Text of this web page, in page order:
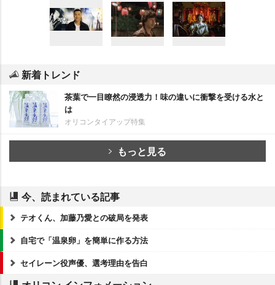
新着トレンド
茶葉で一目瞭然の浸透力！味の違いに衝撃を受ける水と
は
オリコンタイアップ特集
もっと見る
今、読まれている記事
テオくん、加藤乃愛との破局を発表
自宅で「温泉卵」を簡単に作る方法
セイレーン役声優、選考理由を告白